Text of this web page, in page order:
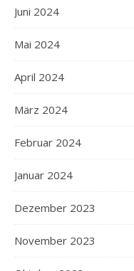
Juni 2024
Mai 2024
April 2024
März 2024
Februar 2024
Januar 2024
Dezember 2023
November 2023